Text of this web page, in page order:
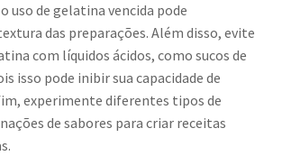
uso de gelatina vencida pode
das preparações. Além disso, evite
com líquidos ácidos, como sucos de
isso pode inibir sua capacidade de
experimente diferentes tipos de
de sabores para criar receitas